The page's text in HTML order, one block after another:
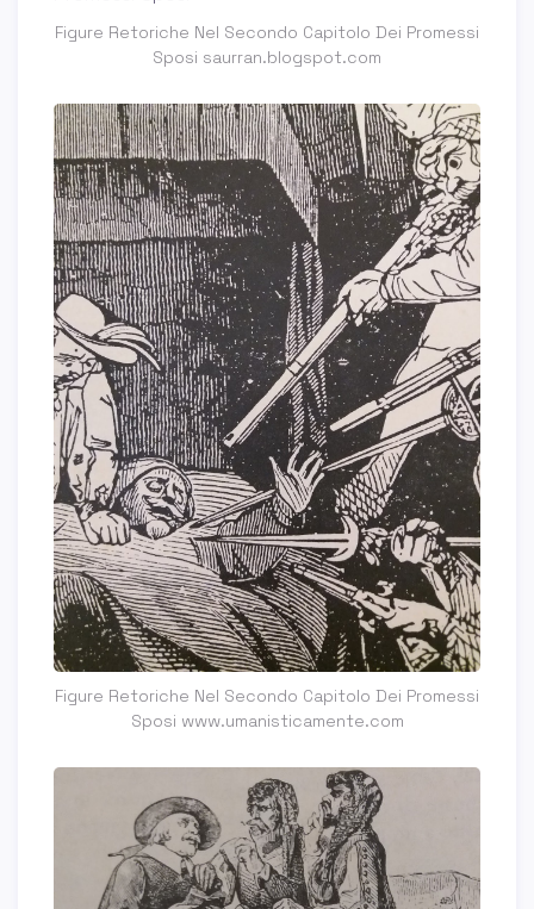
Figure Retoriche Nel Secondo Capitolo Dei Promessi
Sposi saurran.blogspot.com
Figure Retoriche Nel Secondo Capitolo Dei Promessi
Sposi www.umanisticamente.com